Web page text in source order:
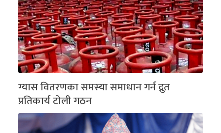
ग्यास वितरणका समस्या समाधान गर्न द्रुत
प्रतिकार्य टोली गठन